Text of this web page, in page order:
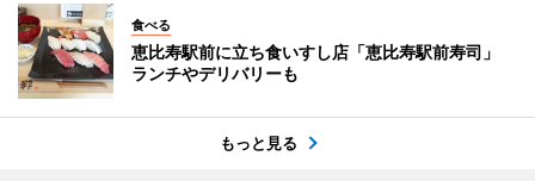
食べる
恵比寿駅前に立ち食いすし店「恵比寿駅前寿司」
ランチやデリバリーも
もっと見る